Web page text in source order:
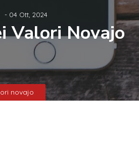
- 04 Ott, 2024
Valori Novajo
novajo